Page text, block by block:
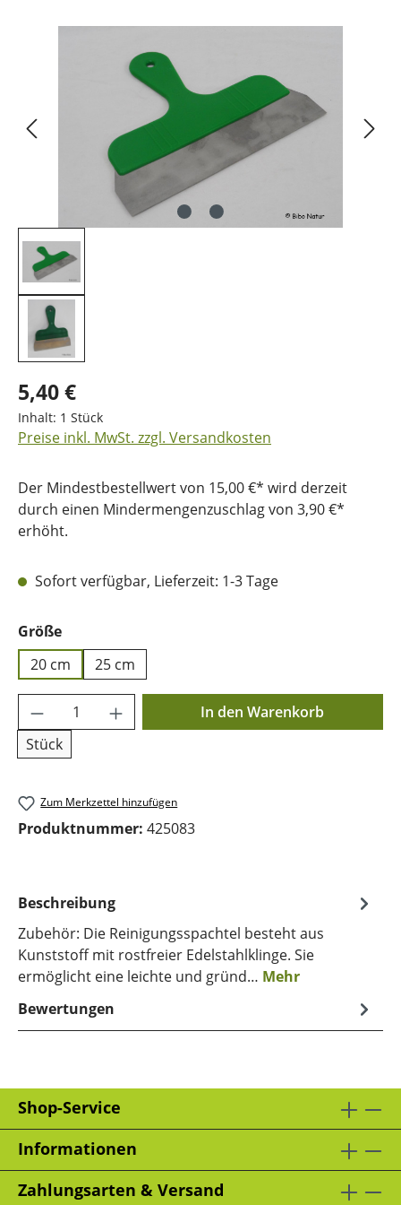
5,40 €
Inhalt: 1 Stück
Preise inkl. MwSt. zzgl. Versandkosten
Der Mindestbestellwert von 15,00 €* wird derzeit
durch einen Mindermengenzuschlag von 3,90 €*
erhöht.
Sofort verfügbar, Lieferzeit: 1-3 Tage
Größeauswählen
20 cm
25 cm
Produkt Anzahl: Gib den gewünschten
Stück
In den Warenkorb
Zum Merkzettel hinzufügen
Produktnummer: 425083
Beschreibung
Zubehör: Die Reinigungsspachtel besteht aus
Kunststoff mit rostfreier Edelstahlklinge. Sie
ermöglicht eine leichte und gründ… Mehr
Bewertungen
Shop-Service
Informationen
Zahlungsarten & Versand